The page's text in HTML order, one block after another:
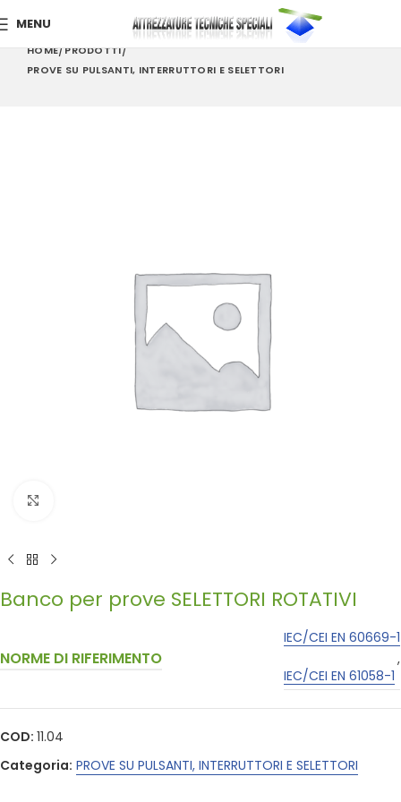
MENU
HOME PRODOTTI
PROVE SU PULSANTI, INTERRUTTORI E SELETTORI
Banco per prove SELETTORI ROTATIVI
NORME DI RIFERIMENTO
IEC/CEI EN 60669-1
,
IEC/CEI EN 61058-1
COD: 11.04
Categoria: PROVE SU PULSANTI, INTERRUTTORI E SELETTORI